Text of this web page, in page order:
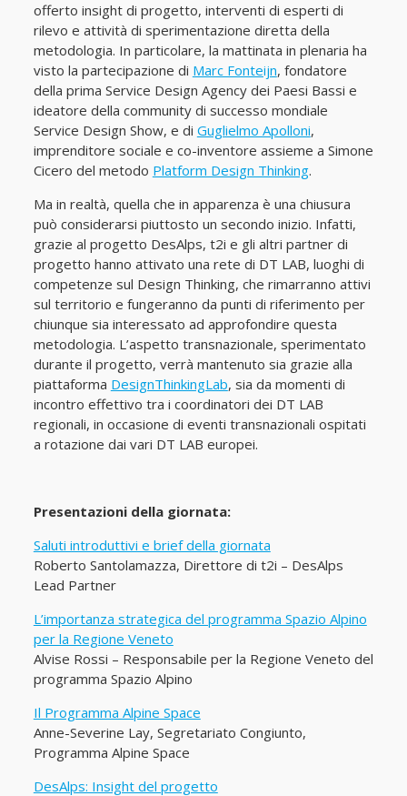
offerto insight di progetto, interventi di esperti di
rilevo e attività di sperimentazione diretta della
metodologia. In particolare, la mattinata in plenaria ha
visto la partecipazione di Marc Fonteijn, fondatore
della prima Service Design Agency dei Paesi Bassi e
ideatore della community di successo mondiale
Service Design Show, e di Guglielmo Apolloni,
imprenditore sociale e co-inventore assieme a Simone
Cicero del metodo Platform Design Thinking.
Ma in realtà, quella che in apparenza è una chiusura
può considerarsi piuttosto un secondo inizio. Infatti,
grazie al progetto DesAlps, t2i e gli altri partner di
progetto hanno attivato una rete di DT LAB, luoghi di
competenze sul Design Thinking, che rimarranno attivi
sul territorio e fungeranno da punti di riferimento per
chiunque sia interessato ad approfondire questa
metodologia. L’aspetto transnazionale, sperimentato
durante il progetto, verrà mantenuto sia grazie alla
piattaforma DesignThinkingLab, sia da momenti di
incontro effettivo tra i coordinatori dei DT LAB
regionali, in occasione di eventi transnazionali ospitati
a rotazione dai vari DT LAB europei.
Presentazioni della giornata:
Saluti introduttivi e brief della giornata
Roberto Santolamazza, Direttore di t2i – DesAlps
Lead Partner
L’importanza strategica del programma Spazio Alpino
per la Regione Veneto
Alvise Rossi – Responsabile per la Regione Veneto del
programma Spazio Alpino
Il Programma Alpine Space
Anne-Severine Lay, Segretariato Congiunto,
Programma Alpine Space
DesAlps: Insight del progetto